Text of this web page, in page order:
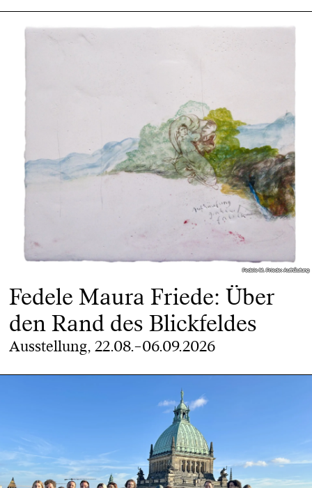
Fedele M. Friede: Aufhäufung
Fedele M. Friede: Aufhäufung
Fedele Maura Friede: Über
den Rand des Blickfeldes
Ausstellung, 22.08.–06.09.2026